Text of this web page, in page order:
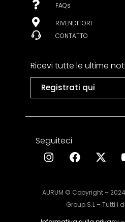
FAQs
RIVENDITORI
CONTATTO
Ricevi tutte le ultime
Registrati qui
Seguiteci
AURUM © Copyright –
Group S.L – Tutti i